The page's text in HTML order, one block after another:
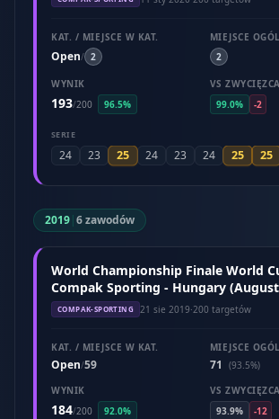
KAT. / MIEJSCE W KAT.
Open/ 2
MIEJSCE
2
WYNIK
193/200 96.5%
VS
99.0%
-2
SERIE
24 23 25 24 23 24 25 25
2019|6 zawodów
World Championship Finale World
Compak Sporting - Hungary
COMPAK-SPORTING 21 sie 2019·200 targetów
KAT. / MIEJSCE W KAT.
Open/59
MIEJSCE
71
(93.5%)
WYNIK
184/200 92.0%
VS
93.9%
-12